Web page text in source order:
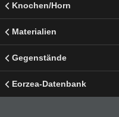
Knochen/Horn
Materialien
Gegenstände
Eorzea-Datenbank